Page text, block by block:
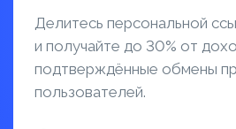
Делитесь персональной
и получайте до 30% от
подтверждённые обмены
пользователей.